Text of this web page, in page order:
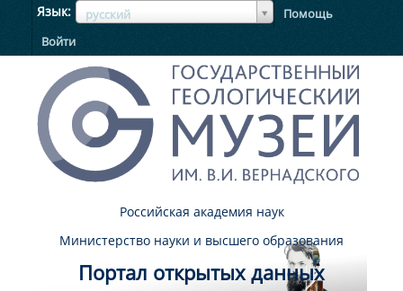
Язык русский
ЯзыкЯзык
Помощь
Войти
Российская академия наук
Министерство науки и высшего образования
Портал открытых данных